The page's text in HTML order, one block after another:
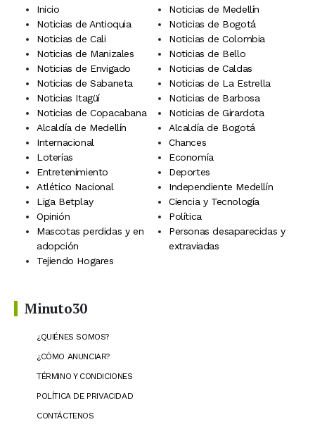
Inicio
Noticias de Medellín
Noticias de Antioquia
Noticias de Bogotá
Noticias de Cali
Noticias de Colombia
Noticias de Manizales
Noticias de Bello
Noticias de Envigado
Noticias de Caldas
Noticias de Sabaneta
Noticias de La Estrella
Noticias Itagüí
Noticias de Barbosa
Noticias de Copacabana
Noticias de Girardota
Alcaldía de Medellín
Alcaldía de Bogotá
Internacional
Chances
Loterías
Economía
Entretenimiento
Deportes
Atlético Nacional
Independiente Medellín
Liga Betplay
Ciencia y Tecnología
Opinión
Política
Mascotas perdidas y en
adopción
Personas desaparecidas y
extraviadas
Tejiendo Hogares
Minuto30
¿QUIÉNES SOMOS?
¿CÓMO ANUNCIAR?
TÉRMINO Y CONDICIONES
POLÍTICA DE PRIVACIDAD
CONTÁCTENOS